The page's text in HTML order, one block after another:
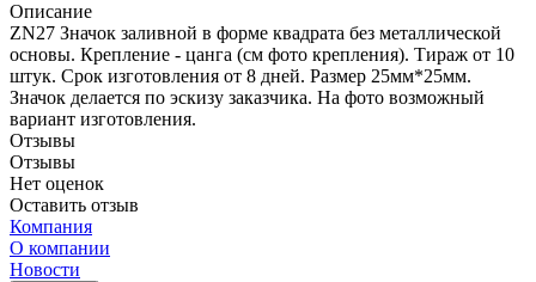
Описание
ZN27 Значок заливной в форме квадрата без металлической
основы. Крепление - цанга (см фото крепления). Тираж от 10
штук. Срок изготовления от 8 дней. Размер 25мм*25мм.
Значок делается по эскизу заказчика. На фото возможный
вариант изготовления.
Отзывы
Отзывы
Нет оценок
Оставить отзыв
Компания
О компании
Новости